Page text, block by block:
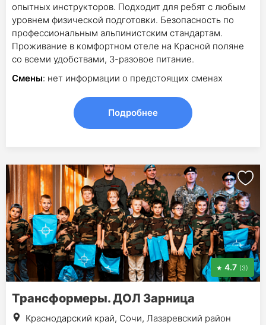
опытных инструкторов. Подходит для ребят с любым
уровнем физической подготовки. Безопасность по
профессиональным альпинистским стандартам.
Проживание в комфортном отеле на Красной поляне
со всеми удобствами, 3-разовое питание.
Смены: нет информации о предстоящих сменах
Подробнее
4.7 (3)
Трансформеры. ДОЛ Зарница
Краснодарский край, Сочи, Лазаревский район